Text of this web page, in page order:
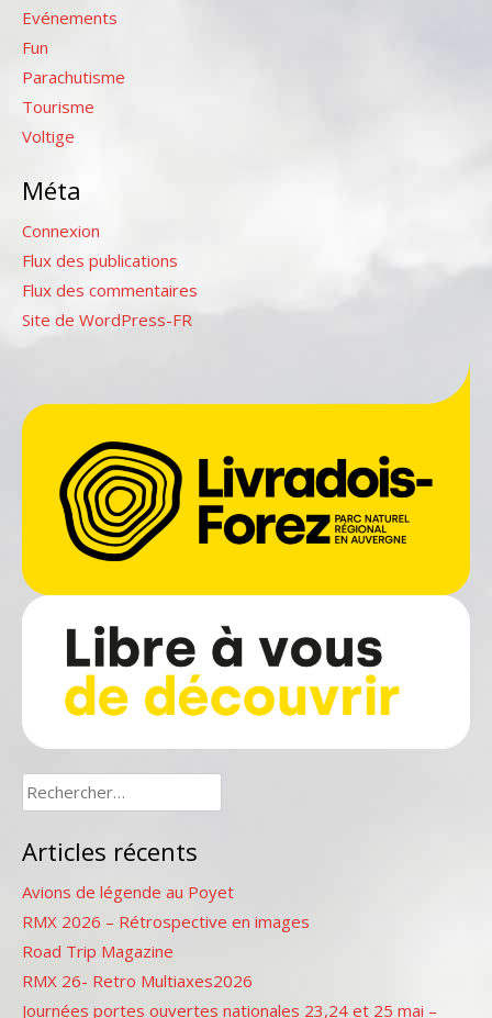
Evénements
Fun
Parachutisme
Tourisme
Voltige
Méta
Connexion
Flux des publications
Flux des commentaires
Site de WordPress-FR
Rechercher :
Articles récents
Avions de légende au Poyet
RMX 2026 – Rétrospective en images
Road Trip Magazine
RMX 26- Retro Multiaxes2026
Journées portes ouvertes nationales 23,24 et 25 mai –